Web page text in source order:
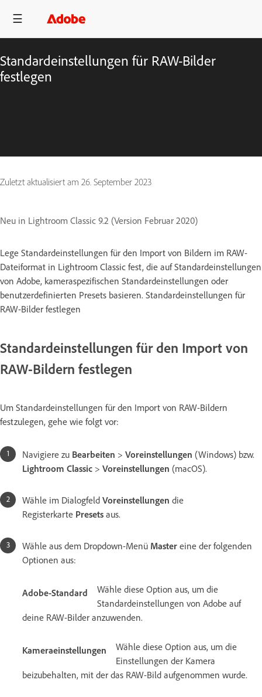
Standardeinstellungen für RAW-Bilder
festlegen
Zuletzt aktualisiert am 26. September 2023
Neu in Lightroom Classic 9.2 (Version Februar 2020)
Lege Standardeinstellungen für den Import von Bildern im RAW-
Dateiformat in Lightroom Classic fest, die auf Standardeinstellungen
von Adobe, kameraspezifischen Standardeinstellungen oder
benutzerdefinierten Presets basieren. Standardeinstellungen für
RAW-Bilder festlegen
Standardeinstellungen für den Import von
RAW-Bildern festlegen
Um Standardeinstellungen für den Import von RAW-Bildern
festzulegen, gehe wie folgt vor:
Navigiere zu Bearbeiten > Voreinstellungen (Windows) bzw.
Lightroom Classic > Voreinstellungen (macOS).
Wähle im Dialogfeld Voreinstellungen die
Registerkarte Presets aus.
Wähle aus dem Dropdown-Menü Master eine der folgenden
Optionen aus:
Adobe-Standard
Wähle diese Option aus, um die
Standardeinstellungen von Adobe auf
deine RAW-Bilder anzuwenden.
Kameraeinstellungen
Wähle diese Option aus, um die
Einstellungen der Kamera
beizubehalten, mit der das RAW-Bild aufgenommen wurde.